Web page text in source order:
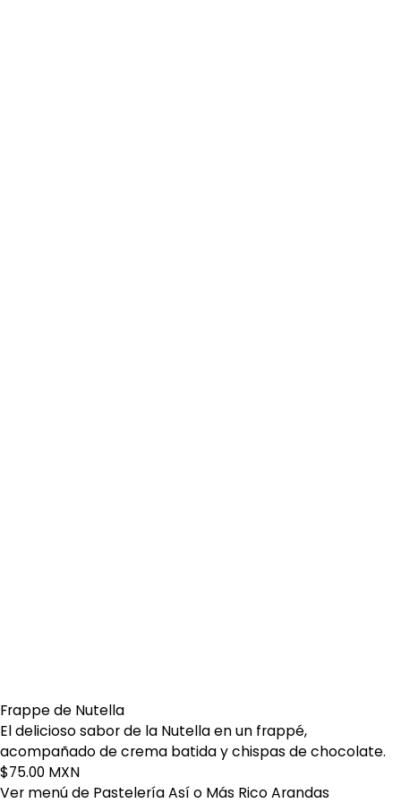
Frappe de Nutella
El delicioso sabor de la Nutella en un frappé,
acompañado de crema batida y chispas de chocolate.
$75.00 MXN
Ver menú de Pastelería Así o Más Rico Arandas